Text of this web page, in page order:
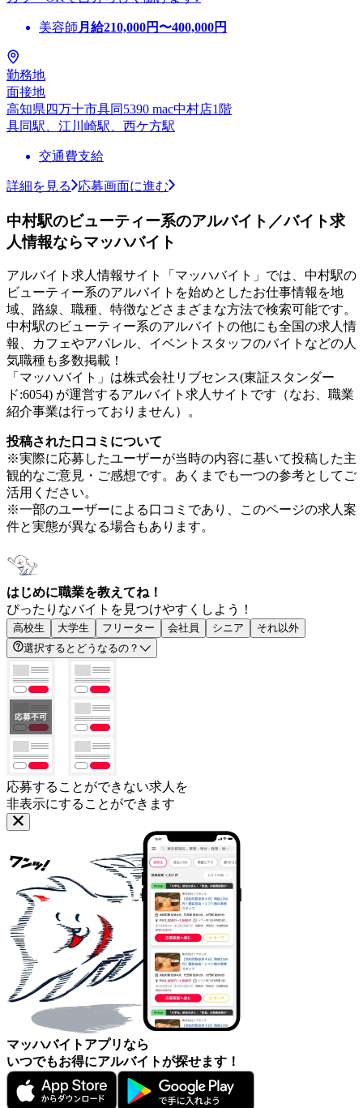
美容師 月給210,000円〜400,000円
勤務地
面接地
高知県四万十市具同5390 mac中村店1階
具同駅、江川崎駅、西ケ方駅
交通費支給
詳細を見る 応募画面に進む
中村駅のビューティー系のアルバイト／バイト求
人情報ならマッハバイト
アルバイト求人情報サイト「マッハバイト」では、中村駅の
ビューティー系のアルバイトを始めとしたお仕事情報を地
域、路線、職種、特徴などさまざまな方法で検索可能です。
中村駅のビューティー系のアルバイトの他にも全国の求人情
報、カフェやアパレル、イベントスタッフのバイトなどの人
気職種も多数掲載！
「マッハバイト」は株式会社リブセンス(東証スタンダー
ド:6054) が運営するアルバイト求人サイトです（なお、職業
紹介事業は行っておりません）。
投稿された口コミについて
※実際に応募したユーザーが当時の内容に基いて投稿した主
観的なご意見・ご感想です。あくまでも一つの参考としてご
活用ください。
※一部のユーザーによる口コミであり、このページの求人案
件と実態が異なる場合もあります。
はじめに職業を教えてね！
ぴったりなバイトを見つけやすくしよう！
高校生 大学生 フリーター 会社員 シニア
それ以外
選択するとどうなるの？
応募することができない求人を
非表示にすることができます
マッハバイトアプリなら
いつでもお得にアルバイトが探せます！